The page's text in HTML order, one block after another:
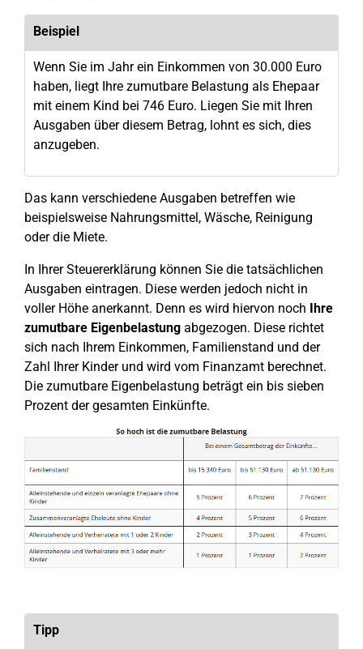
Beispiel
Wenn Sie im Jahr ein Einkommen von 30.000 Euro
haben, liegt Ihre zumutbare Belastung als Ehepaar
mit einem Kind bei 746 Euro. Liegen Sie mit Ihren
Ausgaben über diesem Betrag, lohnt es sich, dies
anzugeben.
Das kann verschiedene Ausgaben betreffen wie
beispielsweise Nahrungsmittel, Wäsche, Reinigung
oder die Miete.
In Ihrer Steuererklärung können Sie die tatsächlichen
Ausgaben eintragen. Diese werden jedoch nicht in
voller Höhe anerkannt. Denn es wird hiervon noch Ihre
zumutbare Eigenbelastung abgezogen. Diese richtet
sich nach Ihrem Einkommen, Familienstand und der
Zahl Ihrer Kinder und wird vom Finanzamt berechnet.
Die zumutbare Eigenbelastung beträgt ein bis sieben
Prozent der gesamten Einkünfte.
Tipp